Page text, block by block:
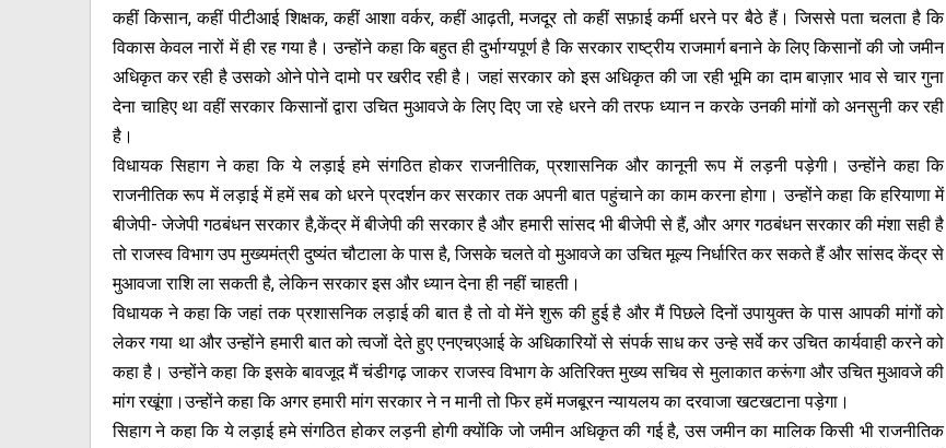
कहीं किसान, कहीं पीटीआई शिक्षक, कहीं आशा वर्कर, कहीं आढ़ती, मजदूर तो कहीं सफ़ाई कर्मी धरने पर बैठे हैं। जिससे पता चलता है कि
विकास केवल नारों में ही रह गया है। उन्होंने कहा कि बहुत ही दुर्भाग्यपूर्ण है कि सरकार राष्ट्रीय राजमार्ग बनाने के लिए किसानों की जो जमीन
अधिकृत कर रही है उसको ओने पोने दामो पर खरीद रही है। जहां सरकार को इस अधिकृत की जा रही भूमि का दाम बाज़ार भाव से चार गुना
देना चाहिए था वहीं सरकार किसानों द्वारा उचित मुआवजे के लिए दिए जा रहे धरने की तरफ ध्यान न करके उनकी मांगों को अनसुनी कर रही
है।
विधायक सिहाग ने कहा कि ये लड़ाई हमे संगठित होकर राजनीतिक, प्रशासनिक और कानूनी रूप में लड़नी पड़ेगी। उन्होंने कहा कि
राजनीतिक रूप में लड़ाई में हमें सब को धरने प्रदर्शन कर सरकार तक अपनी बात पहुंचाने का काम करना होगा। उन्होंने कहा कि हरियाणा में
बीजेपी- जेजेपी गठबंधन सरकार है,केंद्र में बीजेपी की सरकार है और हमारी सांसद भी बीजेपी से हैं, और अगर गठबंधन सरकार की मंशा सही है
तो राजस्व विभाग उप मुख्यमंत्री दुष्यंत चौटाला के पास है, जिसके चलते वो मुआवजे का उचित मूल्य निर्धारित कर सकते हैं और सांसद केंद्र से
मुआवजा राशि ला सकती है, लेकिन सरकार इस और ध्यान देना ही नहीं चाहती।
विधायक ने कहा कि जहां तक प्रशासनिक लड़ाई की बात है तो वो मेंने शुरू की हुई है और मैं पिछले दिनों उपायुक्त के पास आपकी मांगों को
लेकर गया था और उन्होंने हमारी बात को त्वजों देते हुए एनएचएआई के अधिकारियों से संपर्क साध कर उन्हे सर्वे कर उचित कार्यवाही करने को
कहा है। उन्होंने कहा कि इसके बावजूद मैं चंडीगढ़ जाकर राजस्व विभाग के अतिरिक्त मुख्य सचिव से मुलाकात करूंगा और उचित मुआवजे की
मांग रखूंगा।उन्होंने कहा कि अगर हमारी मांग सरकार ने न मानी तो फिर हमें मजबूरन न्यायलय का दरवाजा खटखटाना पड़ेगा।
सिहाग ने कहा कि ये लड़ाई हमे संगठित होकर लड़नी होगी क्योंकि जो जमीन अधिकृत की गई है, उस जमीन का मालिक किसी भी राजनीतिक